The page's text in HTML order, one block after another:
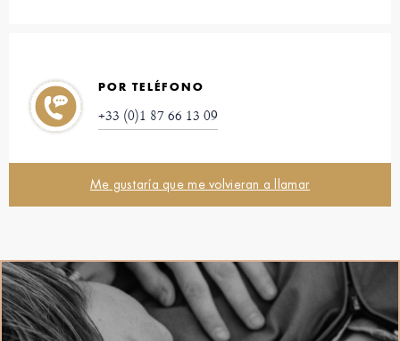
POR TELÉFONO
+33 (0)1 87 66 13 09
Me gustaría que me volvieran a llamar